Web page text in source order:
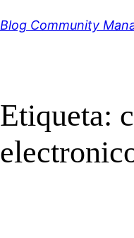
al
Blog Community
Etiqueta: